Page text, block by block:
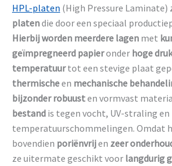
HPL-platen (High Pressure Laminate)
platendie door een speciaal
Hierbij worden meerdere lagen met
geïmpregneerd papieronder hoge druk
temperatuurtot een stevige plaat
thermischeen mechanische
bijzonder robuusten vormvast
bestand is tegen vocht, UV-straling en
temperatuurschommelingen. Omdat
bovendien poriënvrijen zeer
ze uitermate geschikt voor langdurig